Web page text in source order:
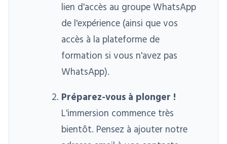
lien d'accès au groupe WhatsApp
de l'expérience (ainsi que vos
accès à la plateforme de
formation si vous n'avez pas
WhatsApp).
Préparez-vous à plonger !
L'immersion commence très
bientôt. Pensez à ajouter notre